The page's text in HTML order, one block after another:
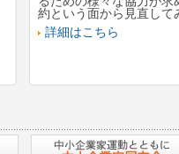
約という面から見直して
詳細はこちら